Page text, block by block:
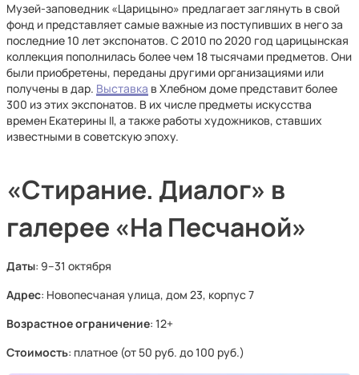
Музей-заповедник «Царицыно» предлагает заглянуть в свой
фонд и представляет самые важные из поступивших в него за
последние 10 лет экспонатов. С 2010 по 2020 год царицынская
коллекция пополнилась более чем 18 тысячами предметов. Они
были приобретены, переданы другими организациями или
получены в дар. Выставка в Хлебном доме представит более
300 из этих экспонатов. В их числе предметы искусства
времен Екатерины II, а также работы художников, ставших
известными в советскую эпоху.
«Стирание. Диалог» в
галерее «На Песчаной»
Даты: 9–31 октября
Адрес: Новопесчаная улица, дом 23, корпус 7
Возрастное ограничение: 12+
Стоимость: платное (от 50 руб. до 100 руб.)